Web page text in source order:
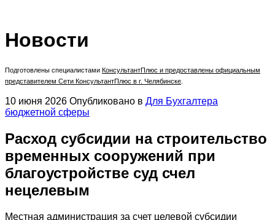
Новости
Подготовлены специалистами КонсультантПлюс и предоставлены официальным
представителем Сети КонсультантПлюс в г. Челябинске
10 июня 2026 Опубликовано в Для Бухгалтера
бюджетной сферы
Расход субсидии на строительство
временных сооружений при
благоустройстве суд счел
нецелевым
Местная администрация за счет целевой субсидии